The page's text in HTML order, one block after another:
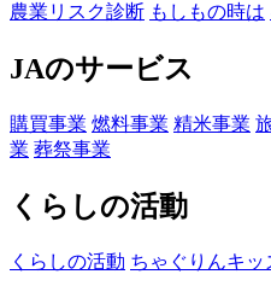
農業リスク診断 もしもの時は
JAのサービス
購買事業 燃料事業 精米事業
業 葬祭事業
くらしの活動
くらしの活動 ちゃぐりんキッ